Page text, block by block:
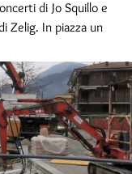
di Jo Squillo e
Zelig. In piazza un